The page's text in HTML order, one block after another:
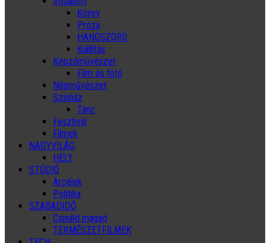
Könyv
Próza
HANGSZÓRÓ
Kiállítás
Képzőművészet
Film és fotó
Népművészet
Színház
Tánc
Fesztivál
Filmek
NAGYVILÁG
HELY
STÚDIÓ
Arcélek
Politika
SZABADIDŐ
Csináld magad
TERMÉSZETFILMEK